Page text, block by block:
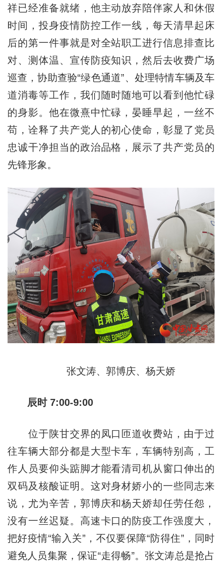
祥已经准备就绪，他主动放弃陪伴家人和休假
时间，投身疫情防控工作一线，每天清早起床
后的第一件事就是对全站职工进行信息排查比
对、测体温、宣传防疫知识，然后去收费广场
巡查，协助查验“绿色通道”、处理特情车辆及车
道消毒等工作，我们随时随地可以看到他忙碌
的身影。他在微熹中忙碌，晏睡早起，一丝不
苟，诠释了共产党人的初心使命，彰显了党员
忠诚干净担当的政治品格，展示了共产党员的
先锋形象。
张文涛、郭博庆、杨天娇
辰时 7:00-9:00
位于陕甘交界的凤口匝道收费站，由于过
往车辆大部分都是大型卡车，车辆特别高，工
作人员要仰头踮脚才能看清司机从窗口伸出的
双码及核酸证明。这对身材娇小的一些同志来
说，尤为辛苦，郭博庆和杨天娇却任劳任怨，
没有一丝迟疑。高速卡口的防疫工作强度大，
把好疫情“输入关”，不仅要保障“防得住”，同时
避免人员集聚，保证“走得畅”。张文涛总是抢占